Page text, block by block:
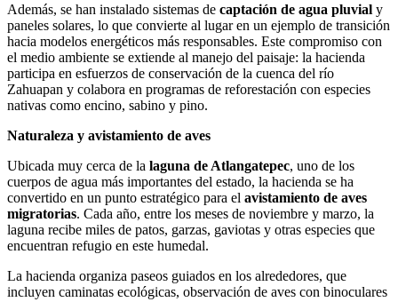
Además, se han instalado sistemas de captación de agua pluvial y
paneles solares, lo que convierte al lugar en un ejemplo de transición
hacia modelos energéticos más responsables. Este compromiso con
el medio ambiente se extiende al manejo del paisaje: la hacienda
participa en esfuerzos de conservación de la cuenca del río
Zahuapan y colabora en programas de reforestación con especies
nativas como encino, sabino y pino.
Naturaleza y avistamiento de aves
Ubicada muy cerca de la laguna de Atlangatepec, uno de los
cuerpos de agua más importantes del estado, la hacienda se ha
convertido en un punto estratégico para el avistamiento de aves
migratorias. Cada año, entre los meses de noviembre y marzo, la
laguna recibe miles de patos, garzas, gaviotas y otras especies que
encuentran refugio en este humedal.
La hacienda organiza paseos guiados en los alrededores, que
incluyen caminatas ecológicas, observación de aves con binoculares